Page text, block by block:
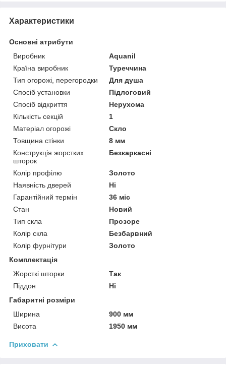
Характеристики
Основні атрибути
Виробник
Aquanil
Країна виробник
Туреччина
Тип огорожі, перегородки
Для душа
Спосіб установки
Підлоговий
Спосіб відкриття
Нерухома
Кількість секцій
1
Матеріал огорожі
Скло
Товщина стінки
8 мм
Конструкція жорстких
шторок
Безкаркасні
Колір профілю
Золото
Наявність дверей
Ні
Гарантійний термін
36 міс
Стан
Новий
Тип скла
Прозоре
Колір скла
Безбарвний
Колір фурнітури
Золото
Комплектація
Жорсткі шторки
Так
Піддон
Ні
Габаритні розміри
Ширина
900 мм
Висота
1950 мм
Приховати